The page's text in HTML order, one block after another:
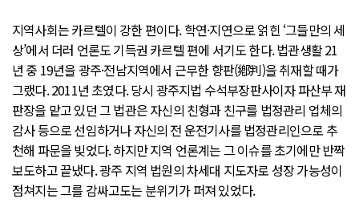
지역사회는 카르텔이 강한 편이다. 학연·지연으로 얽힌 ‘그들만의 세
상’에서 더러 언론도 기득권 카르텔 편에 서기도 한다. 법관생활 21
년 중 19년을 광주·전남지역에서 근무한 향판(鄕判)을 취재할 때가
그랬다. 2011년 초였다. 당시 광주지법 수석부장판사이자 파산부 재
판장을 맡고 있던 그 법관은 자신의 친형과 친구를 법정관리 업체의
감사 등으로 선임하거나 자신의 전 운전기사를 법정관리인으로 추
천해 파문을 빚었다. 하지만 지역 언론계는 그 이슈를 초기에만 반짝
보도하고 끝냈다. 광주 지역 법원의 차세대 지도자로 성장 가능성이
점쳐지는 그를 감싸고도는 분위기가 퍼져 있었다.